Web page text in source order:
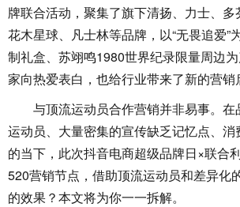
牌联合活动，聚集了旗下清扬、力士、多
花木星球、凡士林等品牌，以“无畏追爱”
制礼盒、苏翊鸣1980世界纪录限量周边
家向热爱表白，也给行业带来了新的营销
与顶流运动员合作营销并非易事。
运动员、大量密集的宣传缺乏记忆点、
的当下，此次抖音电商超级品牌日×联合
520营销节点，借助顶流运动员和差异化
的效果？本文将为你一一拆解。